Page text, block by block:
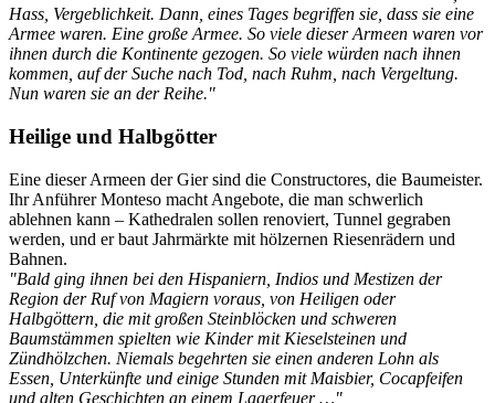
Hass, Vergeblichkeit. Dann, eines Tages begriffen sie, dass sie eine
Armee waren. Eine große Armee. So viele dieser Armeen waren vor
ihnen durch die Kontinente gezogen. So viele würden nach ihnen
kommen, auf der Suche nach Tod, nach Ruhm, nach Vergeltung.
Nun waren sie an der Reihe."
Heilige und Halbgötter
Eine dieser Armeen der Gier sind die Constructores, die Baumeister.
Ihr Anführer Monteso macht Angebote, die man schwerlich
ablehnen kann – Kathedralen sollen renoviert, Tunnel gegraben
werden, und er baut Jahrmärkte mit hölzernen Riesenrädern und
Bahnen.
"Bald ging ihnen bei den Hispaniern, Indios und Mestizen der
Region der Ruf von Magiern voraus, von Heiligen oder
Halbgöttern, die mit großen Steinblöcken und schweren
Baumstämmen spielten wie Kinder mit Kieselsteinen und
Zündhölzchen. Niemals begehrten sie einen anderen Lohn als
Essen, Unterkünfte und einige Stunden mit Maisbier, Cocapfeifen
und alten Geschichten an einem Lagerfeuer …"